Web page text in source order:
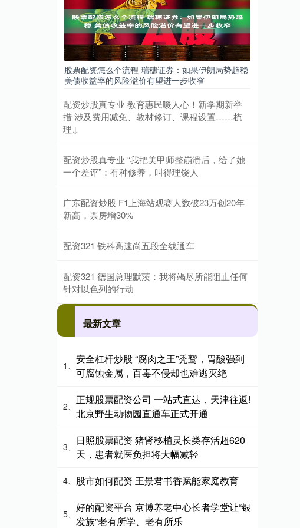
股票配资怎么个流程 瑞穗证券：如果伊朗局势趋稳
美债收益率的风险溢价有望进一步收窄
配资炒股真专业 教育惠民暖人心！新学期新举
措 涉及费用减免、教材修订、课程设置……梳
理↓
配资炒股真专业 “我把美甲师整崩溃后，给了她
一个差评”：有种修养，叫得理饶人
广东配资炒股 F1上海站观赛人数破23万创20年
新高，票房增30%
配资321 铁科高速尚五段全线通车
配资321 德国总理默茨：我将竭尽所能阻止任何
针对以色列的行动
最新文章
1、
安全杠杆炒股 “腐肉之王”秃鹫，胃酸强到
可腐蚀金属，百毒不侵却也难逃灭绝
2、
正规股票配资公司 一站式直达，天津往返!
北京野生动物园直通车正式开通
3、
日照股票配资 猪肾移植灵长类存活超620
天，患者就医负担将大幅减轻
4、 股市如何配资 王景君书香赋能家庭教育
5、
好的配资平台 京博养老中心长者学堂让“银
发族”老有所学、老有所乐